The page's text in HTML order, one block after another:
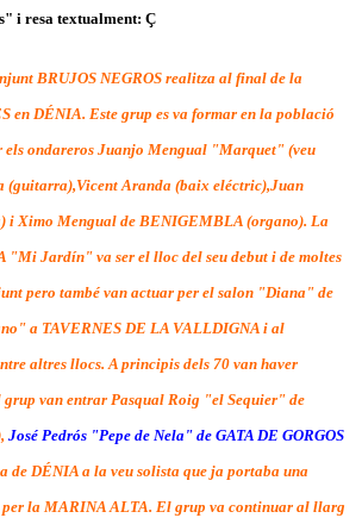
i resa textualment: Ç
BRUJOS NEGROS realitza al final de la
en DÉNIA. Este grup es va formar en la població
els ondareros Juanjo Mengual "Marquet" (veu
(guitarra),Vicent Aranda (baix eléctric),Juan
i Ximo Mengual de BENIGEMBLA (organo). La
"Mi Jardín" va ser el lloc del seu debut i de moltes
pero també van actuar per el salon "Diana" de
a TAVERNES DE LA VALLDIGNA i al
altres llocs. A principis dels 70 van haver
grup van entrar Pasqual Roig "el Sequier" de
José Pedrós "Pepe de Nela" de GATA DE GORGOS
de DÉNIA a la veu solista que ja portaba una
la MARINA ALTA. El grup va continuar al llarg